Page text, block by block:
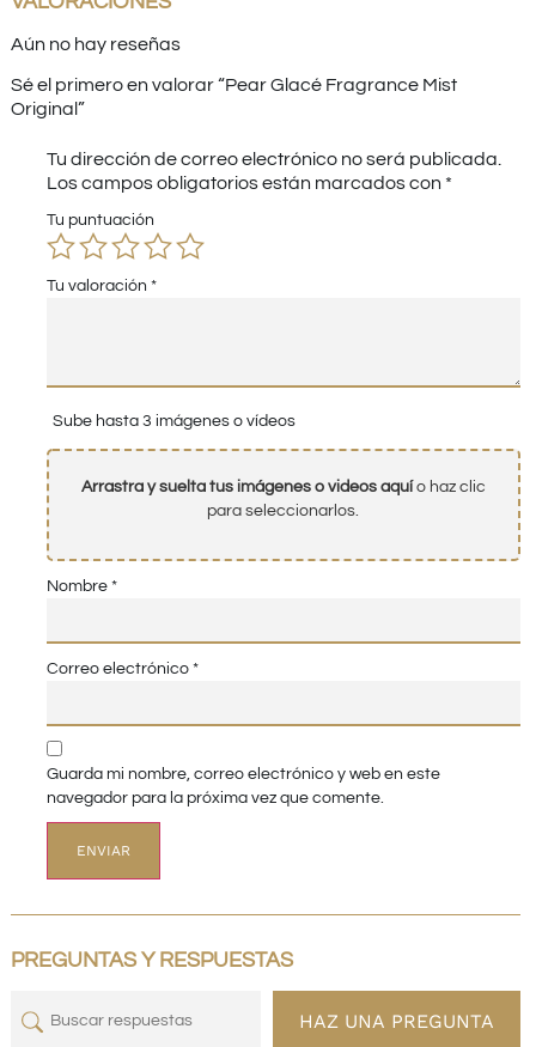
Aún no hay reseñas
Sé el primero en valorar “Pear Glacé Fragrance Mist
Original”
Tu dirección de correo electrónico no será publicada.
Los campos obligatorios están marcados con *
Tu puntuación
Tu valoración *
Sube hasta 3 imágenes o vídeos
Arrastra y suelta tus imágenes o videos aquío haz clic
para seleccionarlos.
Nombre *
Correo electrónico *
Guarda mi nombre, correo electrónico y web en este
navegador para la próxima vez que comente.
PREGUNTAS Y RESPUESTAS
HAZ UNA PREGUNTA